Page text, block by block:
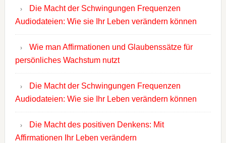
Die Macht der Schwingungen Frequenzen
Audiodateien: Wie sie Ihr Leben verändern können
Wie man Affirmationen und Glaubenssätze für
persönliches Wachstum nutzt
Die Macht der Schwingungen Frequenzen
Audiodateien: Wie sie Ihr Leben verändern können
Die Macht des positiven Denkens: Mit
Affirmationen Ihr Leben verändern